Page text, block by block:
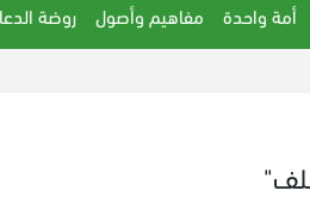
أمة واحدة مفاهيم وأصول روضة